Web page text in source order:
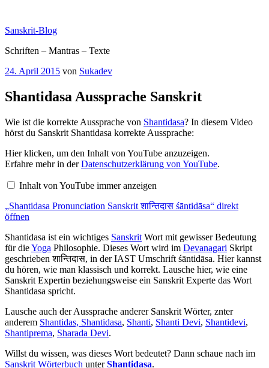
springen
Sanskrit-Blog
Schriften – Mantras – Texte
Veröffentlicht
24. April 2015 von Sukadev
Shantidasa Aussprache Sanskrit
Wie ist die korrekte Aussprache von Shantidasa? In diesem Video
hörst du Sanskrit Shantidasa korrekte Aussprache:
„Shantidasa
Pronunciation
Sanskrit
śāntidāsa“
YouTube
anzeigen
Hier klicken, um den Inhalt von YouTube anzuzeigen.
Erfahre mehr in derDatenschutzerklärung von YouTube.
Inhalt von YouTube immer anzeigen
„Shantidasa Pronunciation Sanskrit शान्तिदास śāntidāsa“ direkt
öffnen
Shantidasa ist ein wichtiges Sanskrit Wort mit gewisser Bedeutung
für dieYoga Philosophie. Dieses Wort wird im Devanagari Skript
geschrieben शान्तिदास, in der IAST Umschrift śāntidāsa. Hier kannst
du hören, wie man klassisch und korrekt. Lausche hier, wie eine
Sanskrit Expertin beziehungsweise ein Sanskrit Experte das Wort
Shantidasa spricht.
Lausche auch der Aussprache anderer Sanskrit Wörter, znter
anderem Shantidas, Shantidasa, Shanti, Shanti Devi, Shantidevi,
Shantiprema, Sharada Devi.
Willst du wissen, was dieses Wort bedeutet? Dann schaue nach im
Sanskrit Wörterbuch unterShantidasa.